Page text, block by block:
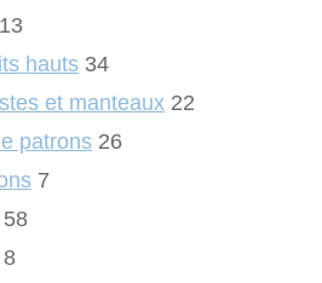
13
hauts 34
et manteaux 22
patrons 26
7
58
8